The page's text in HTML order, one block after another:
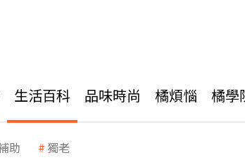
生活百科 品味時尚 橘煩惱 橘學
助 獨老